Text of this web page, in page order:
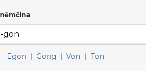
němčina
Egon | Gong | Von | Ton